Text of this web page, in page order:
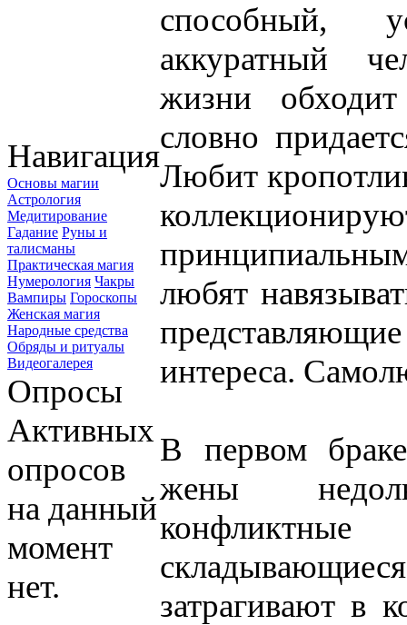
Навигация
Основы магии
Астрология
Медитирование
Гадание Руны и
талисманы
Практическая магия
Нумерология Чакры
Вампиры Гороскопы
Женская магия
Народные средства
Обряды и ритуалы
Видеогалерея
Опросы
Активных
опросов
на данный
момент
нет.
способный,
аккуратный
жизни
словно
Любит
любят
интереса.
В первом
жены
затрагивают в